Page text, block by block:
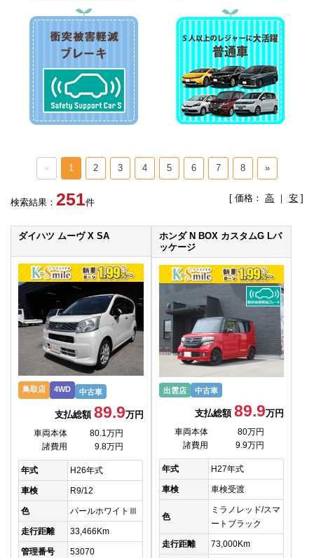
« 1 2 3 4 5 6 7 8 »
検索結果： 251件 [ 価格： 高 ｜ 安 ]
ダイハツ ムーヴ X SA
鳥取店 4WD 中古車
支払総額 89.9万円
車両本体
80.1万円
諸費用
9.8万円
年式 H26年式
車検 R9/12
色 パールホワイトⅢ
走行距離 33,466Km
管理番号 53070
ホンダ N BOX カスタムG Lパ
ッケージ
出雲店 中古車
支払総額89.9万円
車両本体
80万円
諸費用
9.9万円
年式 H27年式
車検 車検受渡
色
ミラノレッド/スマ
ートブラック
走行距離 73,000Km